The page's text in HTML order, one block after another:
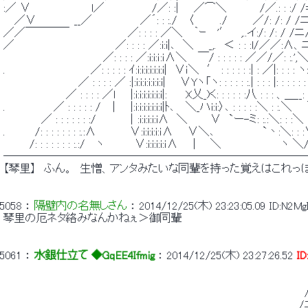
:／ ∨　　　　　　　　l／ 　 　 　 　 /／: :|　　／⌒＼　 　 　 /／.: :
／∨　　　　　__／　　　 　 　 ／´: : :./　 〈　　　 ./ 　 　 ／/: /:
／／￣￣￣￣ 　 　 　 　 　 ／: : : : ／＼　 ｀ｰ　 '′　 ,..イ:/: /: /
／　　　　　　　　　　 　 　 ／: : : : ／:i:i|､　＼　　_,.　＜ : : :l/／／:∧
／: : : : ／:i:i:ｉ:ｉ∧＼　 ￣/ : : : : : ／／/／: :.',＼
.　　　　　 　 　 　 　 ／: : : : : ｲ:i:i:i:i:i:i:i|　∨ｉ＼　′ : : : : : :| : ／|: : :
／ : : : : ／ :|:i:i:i:i:i:i:i| 　 ∨Yヽ「ヽ: : : : : :.| : : : |: : : : : :
／ : : : : ／l　　|:i:i:i:i:i:i:i|:　 　X乂_)く: : : : : :八 : : : 、＿__:
.　　　 　 　 ／ : : : : : /　｜　 |:i:i:i:i:i:i:i|ﾄ､　 ＼_ハi:i:〉､ : : : : :＼ : :.＼　
／ : : : : : : :/　　　　｜:i:i:i:i:i∧　＼　　　∨　`ー-ミ: :.:＼: : :＼　 /
.　　 　 /: : : : : : : :.:∧　　　　 ∨:i:i:i:i:ｉ∧ 　 ∨＼､　　　 　 　 `丶:＼:
/: : : : : : : :.:/　 ヽ　　　　∨:i:i:i:i:ｉ∧　　| 　 ＼　　　 　　　　 ヽ ＼/
【琴里】　ふん。　生憎、アンタみたいな同輩を持った覚えはこれ
5058 ： 隔壁内の名無しさん ： 2014/12/25(木) 23:23:05.09
琴里の厄ネタ絡みなんかねぇ＞御同輩
5061 ： 水銀仕立て ◆GqEE4Ifmig ： 2014/12/25(木) 23:27:26.52
/ﾆニニニニニニニニニニニニ
/ﾆニニﾆ=-=ﾆニニニニニニニニ